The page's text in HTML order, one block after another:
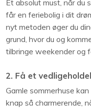
Et absolut must, når du
får en feriebolig i dit
nyt metoden øger du
grund, hvor du og
tilbringe weekender og
2. Få et
Gamle sommerhuse
knap så charmerende,